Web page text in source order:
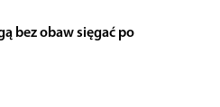
bez obaw sięgać po